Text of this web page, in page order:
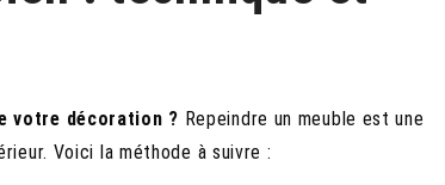
votre décoration ? Repeindre un meuble est une
Voici la méthode à suivre :